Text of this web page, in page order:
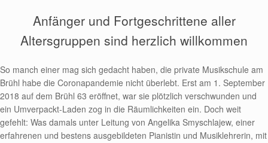
Anfänger und Fortgeschrittene aller
Altersgruppen sind herzlich willkommen
So manch einer mag sich gedacht haben, die private Musikschule am
Brühl habe die Coronapandemie nicht überlebt. Erst am 1. September
2018 auf dem Brühl 63 eröffnet, war sie plötzlich verschwunden und
ein Umverpackt-Laden zog in die Räumlichkeiten ein. Doch weit
gefehlt: Was damals unter Leitung von Angelika Smyschlajew, einer
erfahrenen und bestens ausgebildeten Pianistin und Musiklehrerin, mit